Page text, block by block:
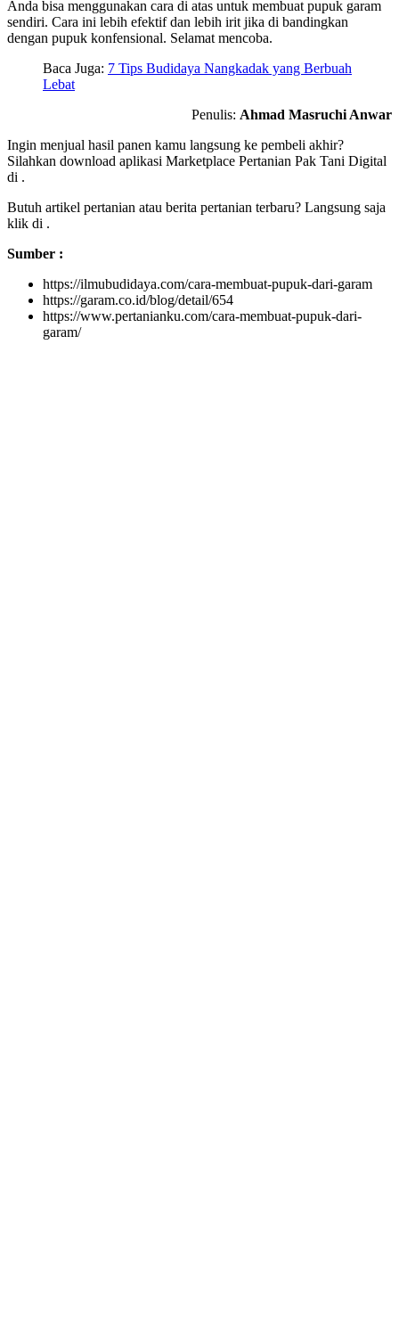
Anda bisa menggunakan cara di atas untuk membuat pupuk garam
sendiri. Cara ini lebih efektif dan lebih irit jika di bandingkan
dengan pupuk konfensional. Selamat mencoba.
Baca Juga: 7 Tips Budidaya Nangkadak yang Berbuah
Lebat
Penulis: Ahmad Masruchi Anwar
Ingin menjual hasil panen kamu langsung ke pembeli akhir?
Silahkan download aplikasi Marketplace Pertanian Pak Tani Digital
di .
Butuh artikel pertanian atau berita pertanian terbaru? Langsung saja
klik di .
Sumber :
https://ilmubudidaya.com/cara-membuat-pupuk-dari-garam
https://garam.co.id/blog/detail/654
https://www.pertanianku.com/cara-membuat-pupuk-dari-
garam/